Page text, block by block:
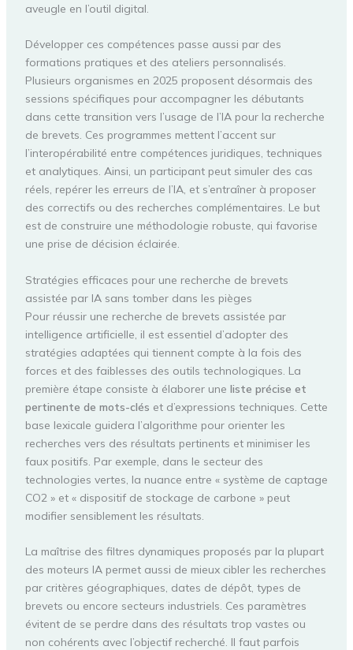
aveugle en l’outil digital.
Développer ces compétences passe aussi par des
formations pratiques et des ateliers personnalisés.
Plusieurs organismes en 2025 proposent désormais des
sessions spécifiques pour accompagner les débutants
dans cette transition vers l’usage de l’IA pour la recherche
de brevets. Ces programmes mettent l’accent sur
l’interopérabilité entre compétences juridiques, techniques
et analytiques. Ainsi, un participant peut simuler des cas
réels, repérer les erreurs de l’IA, et s’entraîner à proposer
des correctifs ou des recherches complémentaires. Le but
est de construire une méthodologie robuste, qui favorise
une prise de décision éclairée.
Stratégies efficaces pour une recherche de brevets
assistée par IA sans tomber dans les pièges
Pour réussir une recherche de brevets assistée par
intelligence artificielle, il est essentiel d’adopter des
stratégies adaptées qui tiennent compte à la fois des
forces et des faiblesses des outils technologiques. La
première étape consiste à élaborer une liste précise et
pertinente de mots-clés et d’expressions techniques. Cette
base lexicale guidera l’algorithme pour orienter les
recherches vers des résultats pertinents et minimiser les
faux positifs. Par exemple, dans le secteur des
technologies vertes, la nuance entre « système de captage
CO2 » et « dispositif de stockage de carbone » peut
modifier sensiblement les résultats.
La maîtrise des filtres dynamiques proposés par la plupart
des moteurs IA permet aussi de mieux cibler les recherches
par critères géographiques, dates de dépôt, types de
brevets ou encore secteurs industriels. Ces paramètres
évitent de se perdre dans des résultats trop vastes ou
non cohérents avec l’objectif recherché. Il faut parfois